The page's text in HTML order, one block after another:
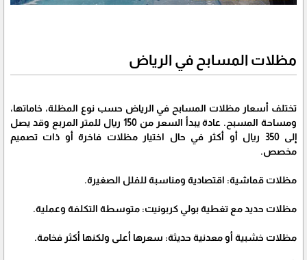
مظلات المسابح في الرياض
تختلف أسعار مظلات المسابح في الرياض حسب نوع المظلة، خاماتها،
ومساحة المسبح. عادة يبدأ السعر من 150 ريال للمتر المربع وقد يصل
إلى 350 ريال أو أكثر في حال اختيار مظلات فاخرة أو ذات تصميم
مخصص.
مظلات قماشية: اقتصادية ومناسبة للفلل الصغيرة.
مظلات حديد مع تغطية بولي كربونيت: متوسطة التكلفة وعملية.
مظلات خشبية أو معدنية حديثة: سعرها أعلى ولكنها أكثر فخامة.